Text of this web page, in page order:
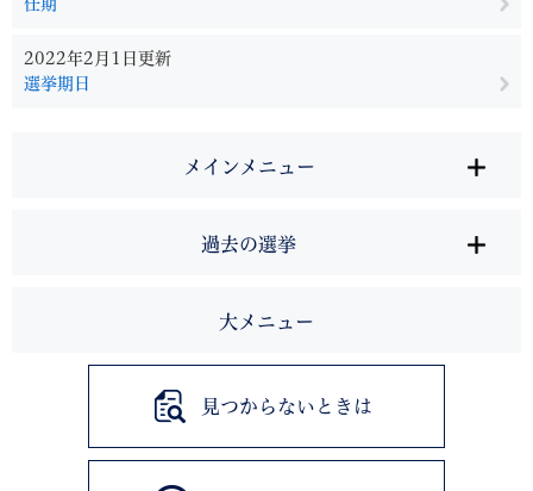
任期
2022年2月1日更新
選挙期日
メインメニュー
過去の選挙
大メニュー
見つからないときは